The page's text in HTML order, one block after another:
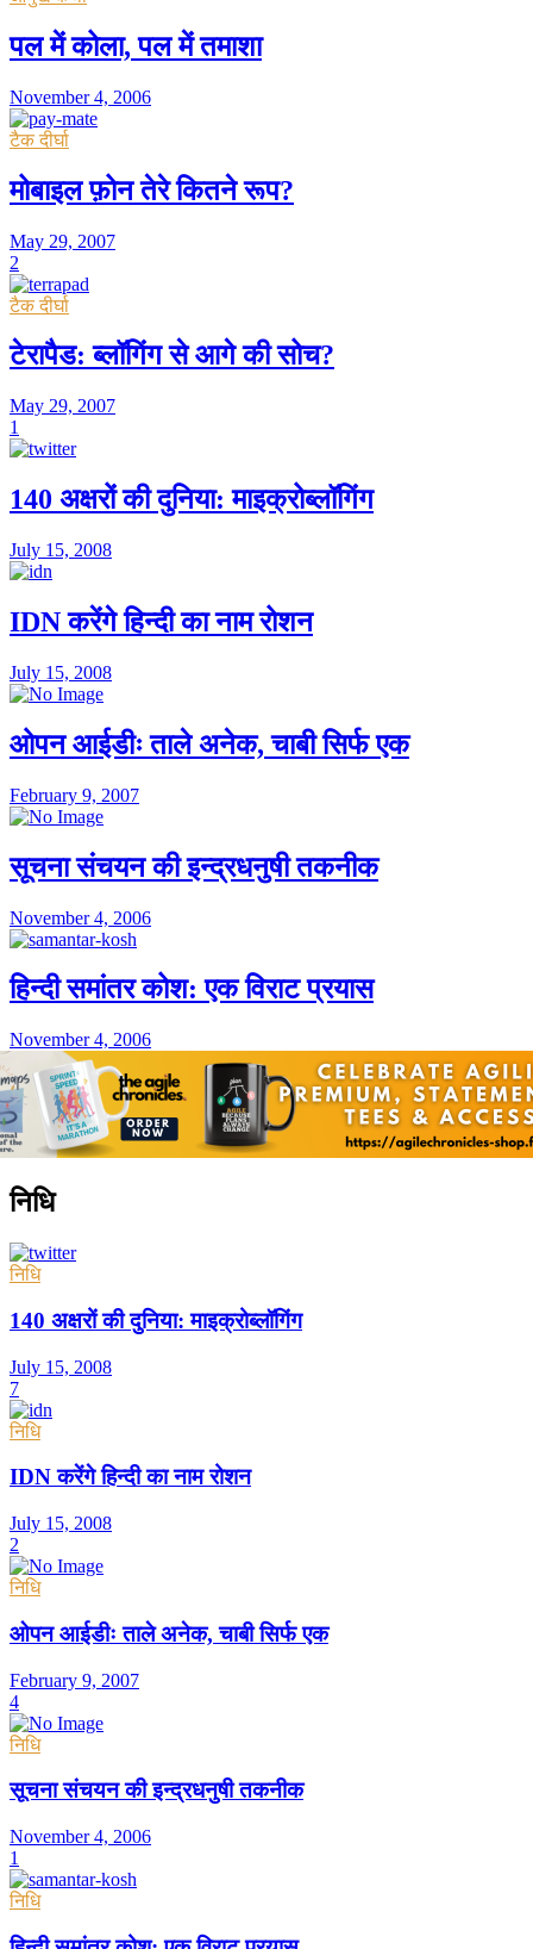
पल में कोला, पल में तमाशा
November 4, 2006
टैक दीर्घा
मोबाइल फ़ोन तेरे कितने रूप?
May 29, 2007
2
टैक दीर्घा
टेरापैड: ब्लॉगिंग से आगे की सोच?
May 29, 2007
1
140 अक्षरों की दुनिया: माइक्रोब्लॉगिंग
July 15, 2008
IDN करेंगे हिन्दी का नाम रोशन
July 15, 2008
ओपन आईडीः ताले अनेक, चाबी सिर्फ एक
February 9, 2007
सूचना संचयन की इन्द्रधनुषी तकनीक
November 4, 2006
हिन्दी समांतर कोश: एक विराट प्रयास
November 4, 2006
निधि
निधि
140 अक्षरों की दुनिया: माइक्रोब्लॉगिंग
July 15, 2008
7
निधि
IDN करेंगे हिन्दी का नाम रोशन
July 15, 2008
2
निधि
ओपन आईडीः ताले अनेक, चाबी सिर्फ एक
February 9, 2007
4
निधि
सूचना संचयन की इन्द्रधनुषी तकनीक
November 4, 2006
1
निधि